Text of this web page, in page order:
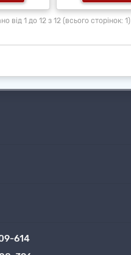
від 1 до 12 з 12 (всього сторінок: 1)
614